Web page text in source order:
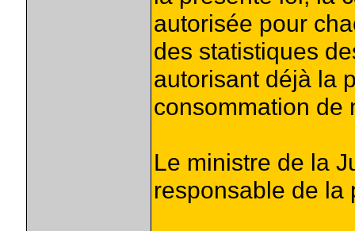
autorisée pour
des statistiques
autorisant déjà la
consommation de
Le ministre de la
responsable de la